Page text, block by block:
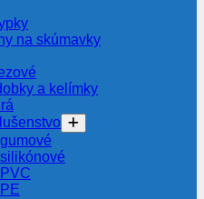
na skúmavky
a kelímky